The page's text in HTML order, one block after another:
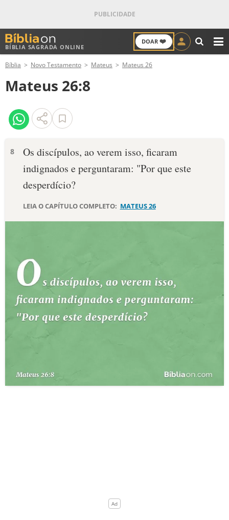
BÍBLIA SAGRADA ONLINE
DOAR ❤️
ANTIGO TESTAMENTO
NOVO TESTAMENTO
VERSÍCULOS
PALAVRA DO DIA
DEVOCIONAL DIÁRIO
ESTUDOS BÍBLICOS
ESBOÇOS DE PREGAÇÃO
TERMO BÍBLICO
Bíblia Novo Testamento Mateus Mateus 26
Mateus 26:8
8
Os discípulos, ao verem isso, ficaram
indignados e perguntaram: "Por que este
desperdício?
LEIA O CAPÍTULO COMPLETO: MATEUS 26